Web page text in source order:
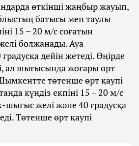
өткінші жаңбыр жауып,
батысы мен таулы
15 – 20 м/с соғатын
болжанады. Ауа
дейін жетеді. Өңірде
ал шығысында жоғары өрт
төтенше өрт қаупі
күндіз екпіні 15 – 20 м/с
шығыс желі және 40 градусқа
Төтенше өрт қаупі